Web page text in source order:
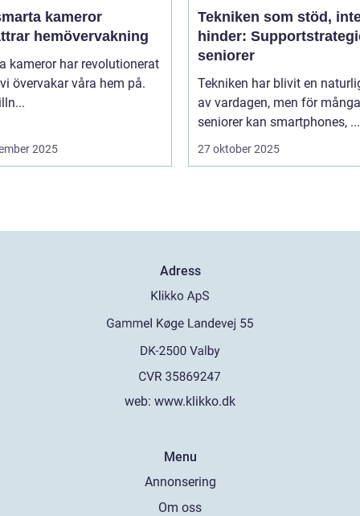
kameror
hemövervakning
kameror har revolutionerat
övervakar våra hem på.
2025
Tekniken som stöd,
hinder:
seniorer
Tekniken har blivit en
av vardagen, men för många
seniorer kan smartphones, ...
27 oktober 2025
Adress
web: www.klikko.dk
Menu
Annonsering
Om oss